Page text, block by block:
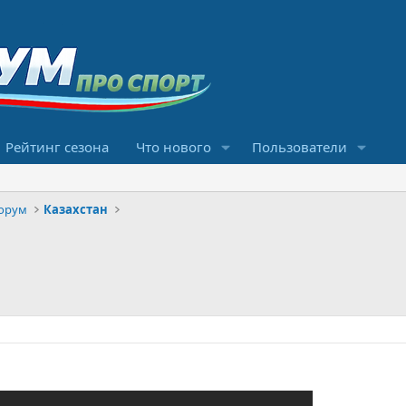
Рейтинг сезона Что нового Пользователи
Казахстан